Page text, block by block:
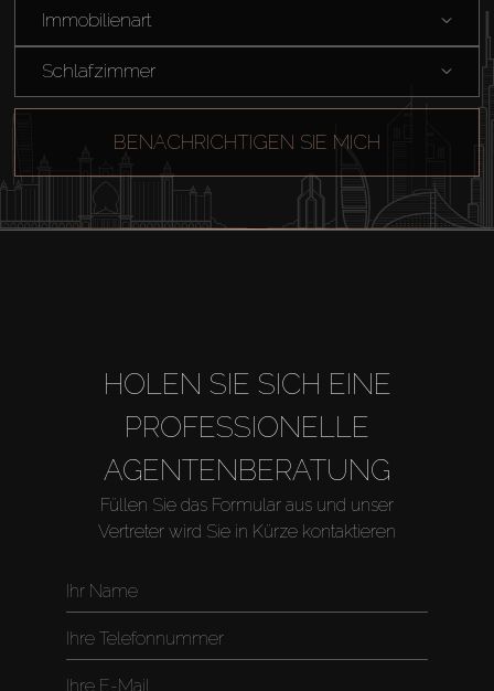
Miete
Verkaufen
Agenten
Immobilienart
Schlafzimmer
BENACHRICHTIGEN SIE MICH
HOLEN SIE SICH EINE
PROFESSIONELLE
AGENTENBERATUNG
Füllen Sie das Formular aus und unser
Vertreter wird Sie in Kürze kontaktieren